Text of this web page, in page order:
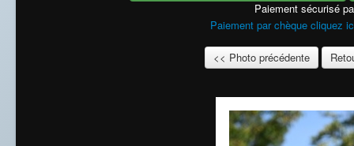
Paiement sécurisé
Paiement par chèque cliquez
<< Photo précédente